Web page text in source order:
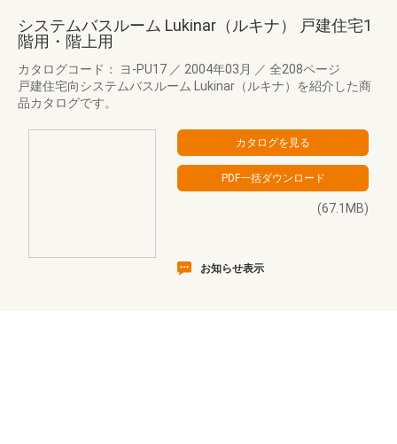
システムバスルーム Lukinar（ルキナ） 戸建住宅1
階用・階上用
カタログコード： ヨ-PU17 ／ 2004年03月 ／ 全208ページ
戸建住宅向システムバスルーム Lukinar（ルキナ）を紹介した商
品カタログです。
(67.1MB)
お知らせ表示